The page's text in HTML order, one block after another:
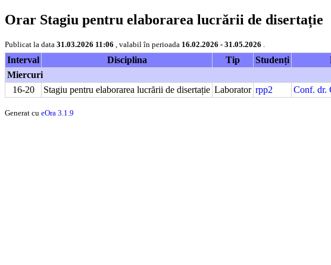
Orar Stagiu pentru elaborarea lucrării de disertație
Publicat la data 31.03.2026 11:06 , valabil în perioada 16.02.2026 - 31.05.2026
Interval Disciplina Tip Studenți
Miercuri
16-20
Stagiu pentru elaborarea lucrării de disertație Laborator rpp2 Conf. dr.
Generat cu eOra 3.1.9